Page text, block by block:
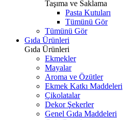
Taşıma ve Saklama
Pasta Kutuları
Tümünü Gör
Tümünü Gör
Gıda Ürünleri
Gıda Ürünleri
Ekmekler
Mayalar
Aroma ve Özütler
Ekmek Katkı Maddeleri
Çikolatalar
Dekor Şekerler
Genel Gıda Maddeleri